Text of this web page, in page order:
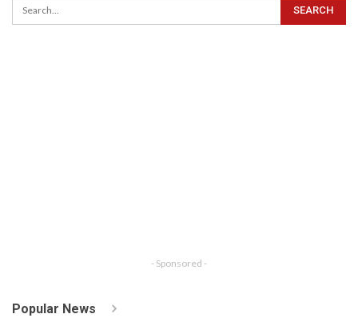
- Sponsored -
Popular News